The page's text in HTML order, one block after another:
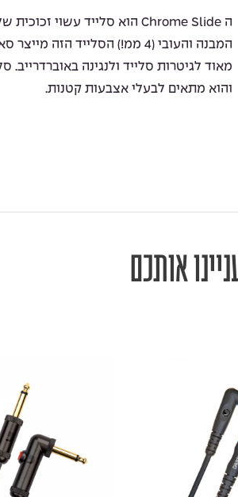
המבנה והעובי (4 ממ!) הסלייד הזה
מאוד לגיטרות סלייד ולנגינה באוברדרייב.
והוא מתאים לבעלי אצבעות קטנות.
אותכם